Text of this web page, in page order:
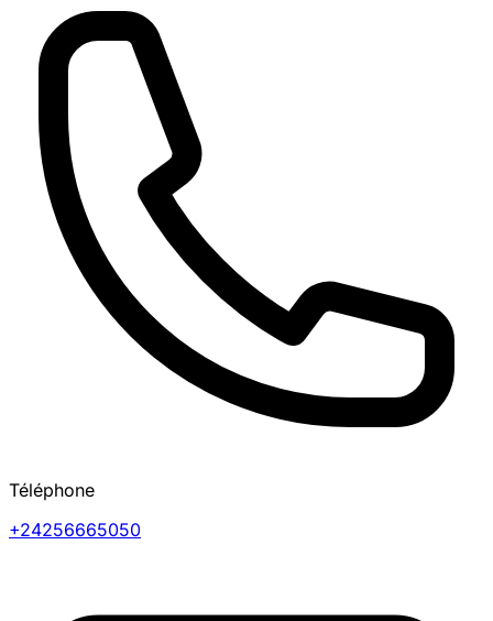
Téléphone
+24256665050